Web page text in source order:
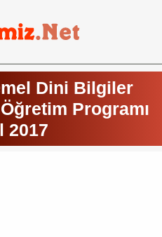
Dini Bilgiler
Programı
2017